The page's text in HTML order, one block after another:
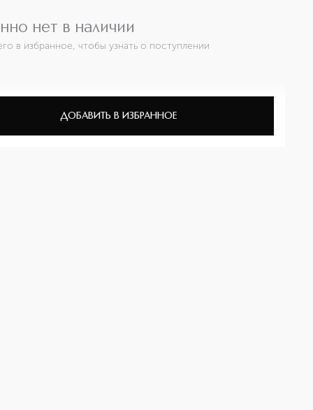
нет в наличии
в избранное, чтобы узнать о поступлении
ДОБАВИТЬ В ИЗБРАННОЕ